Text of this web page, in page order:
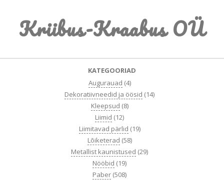
contentKriibus-Kraabus OÜ
KATEGOORIAD
Augurauad (4)
Dekoratiivneedid ja öösid (14)
Kleepsud (8)
Liimid (12)
Liimitavad pärlid (19)
Lõiketerad (58)
Metallist kaunistused (29)
Nööbid (19)
Paber (508)